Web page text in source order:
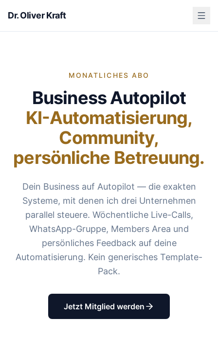
Dr. Oliver Kraft
MONATLICHES ABO
Business Autopilot
KI-Automatisierung,
Community,
persönliche Betreuung.
Dein Business auf Autopilot — die exakten
Systeme, mit denen ich drei Unternehmen
parallel steuere. Wöchentliche Live-Calls,
WhatsApp-Gruppe, Members Area und
persönliches Feedback auf deine
Automatisierung. Kein generisches Template-
Pack.
Jetzt Mitglied werden